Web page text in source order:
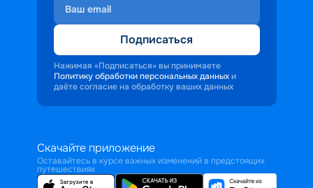
Подписаться
Нажимая «Подписаться» вы принимаете
Политику обработки персональных данных и
даёте согласие на обработку ваших данных
Скачайте приложение
Оставайтесь в курсе важных изменений в предстоящих
путешествиях